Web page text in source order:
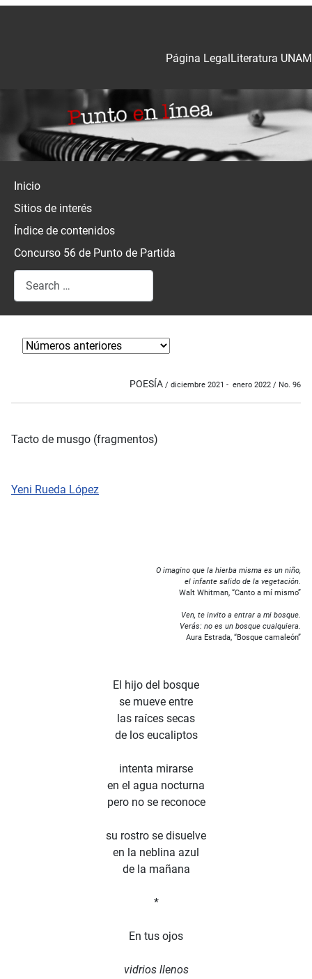
Literatura UNAM
Página Legal
Inicio
Sitios de interés
Índice de contenidos
Concurso 56 de Punto de Partida
Search
POESÍA / diciembre 2021 - enero 2022 / No. 96
Tacto de musgo (fragmentos)
Yeni Rueda López
O imagino que la hierba misma es un niño,
el infante salido de la vegetación.
Walt Whitman, “Canto a mí mismo”
Ven, te invito a entrar a mi bosque.
Verás: no es un bosque cualquiera.
Aura Estrada, “Bosque camaleón”
El hijo del bosque
se mueve entre
las raíces secas
de los eucaliptos
intenta mirarse
en el agua nocturna
pero no se reconoce
su rostro se disuelve
en la neblina azul
de la mañana
*
En tus ojos
vidrios llenos